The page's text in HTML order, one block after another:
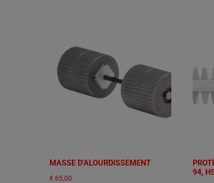
MASSE D'ALOURDISSEMENT
€ 65,00
94,